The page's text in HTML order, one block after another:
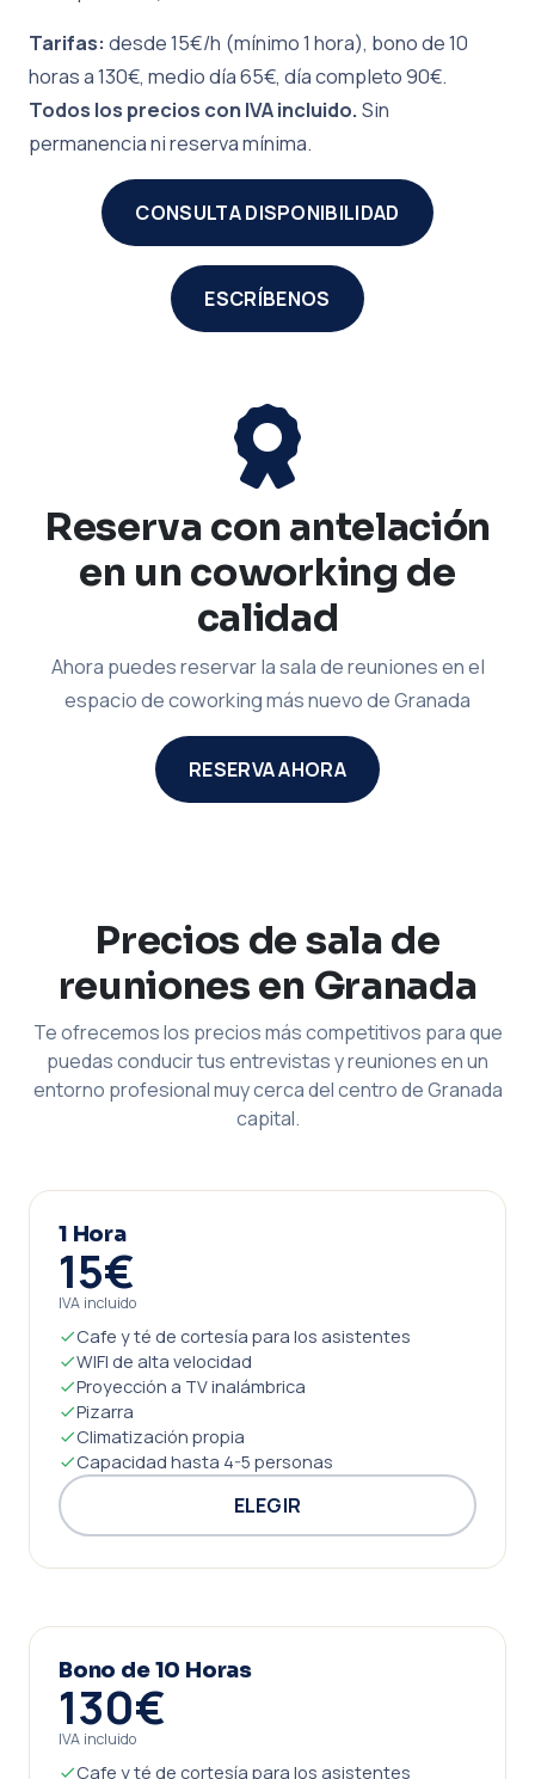
Tarifas: desde 15€/h (mínimo 1 hora), bono de 10
horas a 130€, medio día 65€, día completo 90€.
Todos los precios con IVA incluido. Sin
permanencia ni reserva mínima.
CONSULTA DISPONIBILIDAD
ESCRÍBENOS
Reserva con antelación
en un coworking de
calidad
Ahora puedes reservar la sala de reuniones en el
espacio de coworking más nuevo de Granada
RESERVA AHORA
Precios de sala de
reuniones en Granada
Te ofrecemos los precios más competitivos para que
puedas conducir tus entrevistas y reuniones en un
entorno profesional muy cerca del centro de Granada
capital.
1 Hora
15€
IVA incluido
Cafe y té de cortesía para los asistentes
WIFI de alta velocidad
Proyección a TV inalámbrica
Pizarra
Climatización propia
Capacidad hasta 4-5 personas
ELEGIR
Bono de 10 Horas
130€
IVA incluido
Cafe y té de cortesía para los asistentes